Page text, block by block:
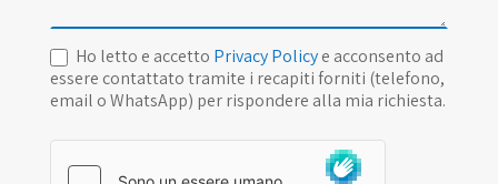
Ho letto e accetto Privacy Policye acconsento ad
essere contattato tramite i recapiti forniti (telefono,
email o WhatsApp) per rispondere alla mia richiesta.